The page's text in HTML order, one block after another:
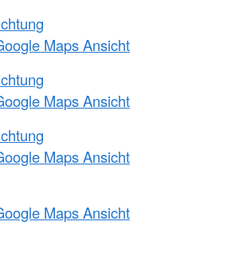
Maps Ansicht
Maps Ansicht
Maps Ansicht
Maps Ansicht